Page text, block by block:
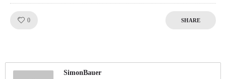
0 SHARE
SimonBauer